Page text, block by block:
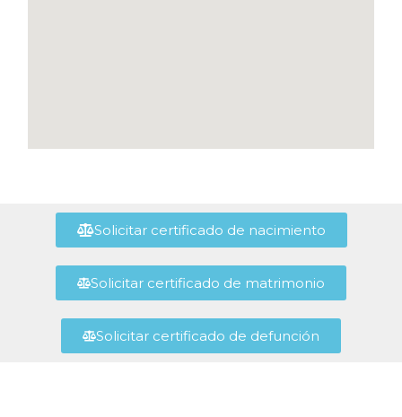
Solicitar certificado de nacimiento
Solicitar certificado de matrimonio
Solicitar certificado de defunción